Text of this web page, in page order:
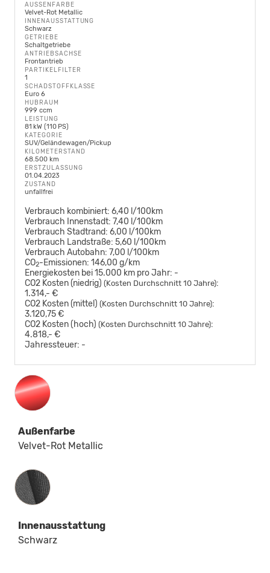
AUSSENFARBE
Velvet-Rot Metallic
INNENAUSSTATTUNG
Schwarz
GETRIEBE
Schaltgetriebe
ANTRIEBSACHSE
Frontantrieb
PARTIKELFILTER
1
SCHADSTOFFKLASSE
Euro 6
HUBRAUM
999 ccm
LEISTUNG
81 kW (110 PS)
KATEGORIE
SUV/Geländewagen/Pickup
KILOMETERSTAND
68.500 km
ERSTZULASSUNG
01.04.2023
ZUSTAND
unfallfrei
Verbrauch kombiniert: 6,40 l/100km
Verbrauch Innenstadt: 7,40 l/100km
Verbrauch Stadtrand: 6,00 l/100km
Verbrauch Landstraße: 5,60 l/100km
Verbrauch Autobahn: 7,00 l/100km
CO2-Emissionen: 146,00 g/km
Energiekosten bei 15.000 km pro Jahr: -
CO2 Kosten (niedrig) (Kosten Durchschnitt 10 Jahre):
1.314,- €
CO2 Kosten (mittel) (Kosten Durchschnitt 10 Jahre):
3.120,75 €
CO2 Kosten (hoch) (Kosten Durchschnitt 10 Jahre):
4.818,- €
Jahressteuer: -
Außenfarbe
Velvet-Rot Metallic
Innenausstattung
Innenausstattung
Schwarz